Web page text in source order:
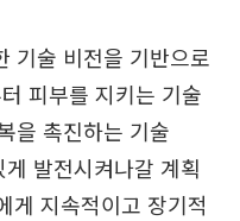
기술 비전을 기반으로
피부를 지키는 기술
을 촉진하는 기술
발전시켜나갈 계획
게 지속적이고 장기적